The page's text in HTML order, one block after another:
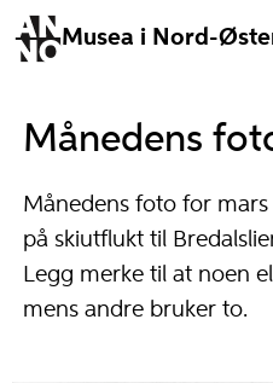
Musea i Nord-
Månedens
Månedens foto for
på skiutflukt til
Legg merke til at noen
mens andre bruker to.